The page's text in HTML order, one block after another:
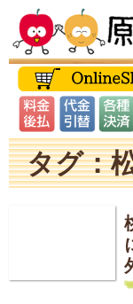
タグ：